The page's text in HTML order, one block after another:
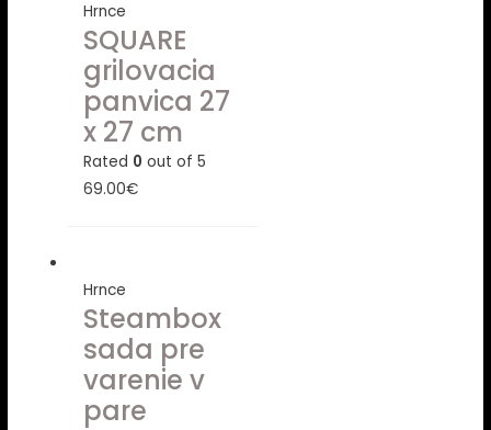
Hrnce
SQUARE
grilovacia
panvica 27
x 27 cm
Rated 0 out of 5
69.00€
Hrnce
Steambox
sada pre
varenie v
pare